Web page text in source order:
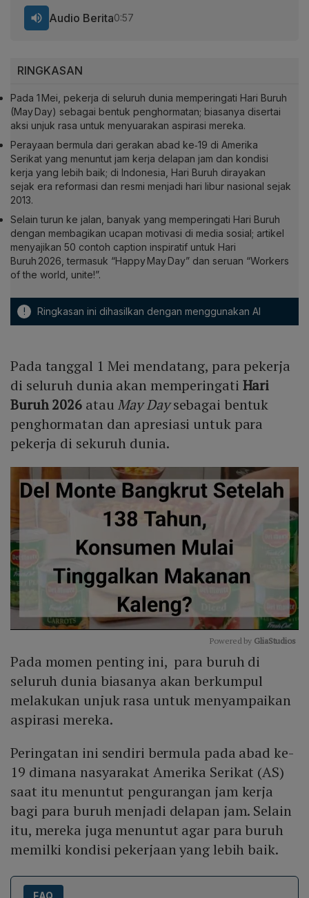
RINGKASAN
Pada 1 Mei, pekerja di seluruh dunia memperingati Hari Buruh
(May Day) sebagai bentuk penghormatan; biasanya disertai
aksi unjuk rasa untuk menyuarakan aspirasi mereka.
Perayaan bermula dari gerakan abad ke‑19 di Amerika
Serikat yang menuntut jam kerja delapan jam dan kondisi
kerja yang lebih baik; di Indonesia, Hari Buruh dirayakan
sejak era reformasi dan resmi menjadi hari libur nasional sejak
2013.
Selain turun ke jalan, banyak yang memperingati Hari Buruh
dengan membagikan ucapan motivasi di media sosial; artikel
menyajikan 50 contoh caption inspiratif untuk Hari
Buruh 2026, termasuk “Happy May Day” dan seruan “Workers
of the world, unite!”.
! Ringkasan ini dihasilkan dengan menggunakan AI
Audio Berita0:57
Pada tanggal 1 Mei mendatang, para pekerja
di seluruh dunia akan memperingati Hari
Buruh 2026 atau May Daysebagai bentuk
penghormatan dan apresiasi untuk para
pekerja di sekuruh dunia.
Mute
Powered by GliaStudios
Pada momen penting ini, para buruh di
seluruh dunia biasanya akan berkumpul
melakukan unjuk rasa untuk menyampaikan
aspirasi mereka.
Peringatan ini sendiri bermula pada abad ke-
19 dimana nasyarakat Amerika Serikat (AS)
saat itu menuntut pengurangan jam kerja
bagi para buruh menjadi delapan jam. Selain
itu, mereka juga menuntut agar para buruh
memilki kondisi pekerjaan yang lebih baik.
FAQ